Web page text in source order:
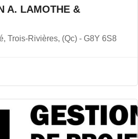
A. LAMOTHE &
Trois-Rivières, (Qc) - G8Y 6S8